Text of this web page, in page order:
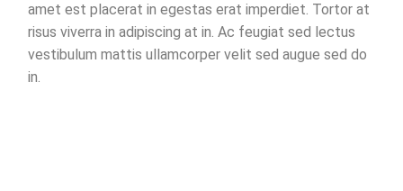
amet est placerat in egestas erat imperdiet. Tortor at
risus viverra in adipiscing at in. Ac feugiat sed lectus
vestibulum mattis ullamcorper velit sed augue sed do
in.